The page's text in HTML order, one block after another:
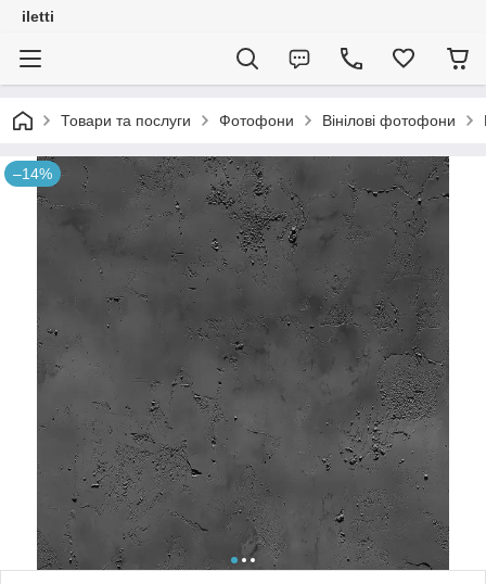
iletti
Товари та послуги Фотофони Вінілові фотофони
–14%